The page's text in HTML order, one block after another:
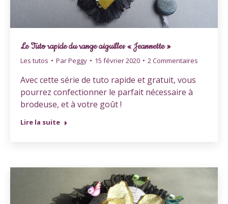
Le Tuto rapide du range aiguilles « Jeannette »
Les tutos ParPeggy 15 février 2020 2 Commentaires
Avec cette série de tuto rapide et gratuit, vous
pourrez confectionner le parfait nécessaire à
brodeuse, et à votre goût !
Lire la suite